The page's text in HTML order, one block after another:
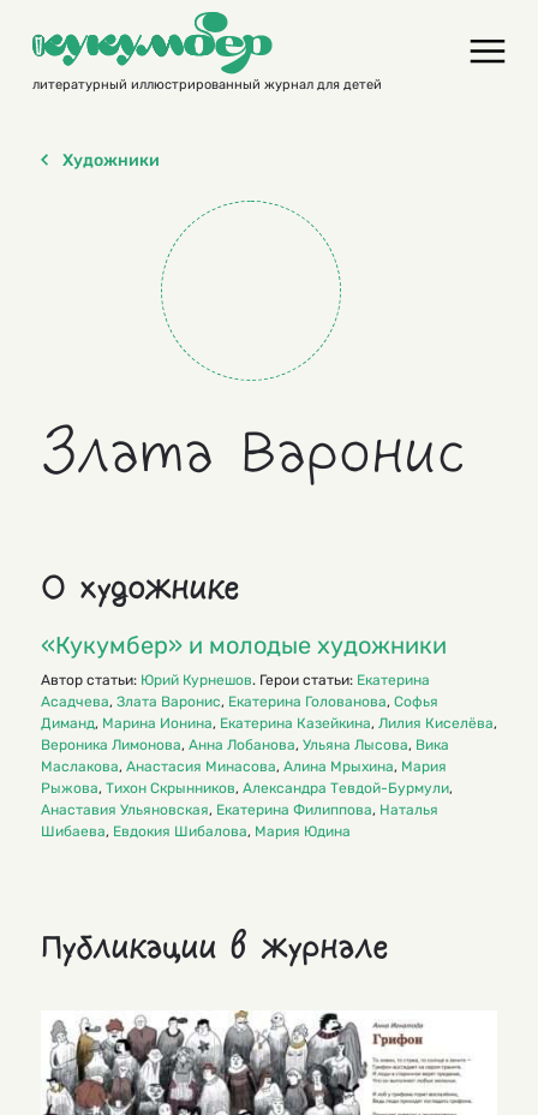
contentлитературный иллюстрированный журнал для детей
Художники
Злата Варонис
О художнике
«Кукумбер» и молодые художники
Автор статьи: Юрий Курнешов. Герои статьи: Екатерина
Асадчева, Злата Варонис, Екатерина Голованова, Софья
Диманд, Марина Ионина, Екатерина Казейкина, Лилия Киселёва,
Вероника Лимонова, Анна Лобанова, Ульяна Лысова, Вика
Маслакова, Анастасия Минасова, Алина Мрыхина, Мария
Рыжова, Тихон Скрынников, Александра Тевдой-Бурмули,
Анаставия Ульяновская, Екатерина Филиппова, Наталья
Шибаева, Евдокия Шибалова, Мария Юдина
Публикации в журнале